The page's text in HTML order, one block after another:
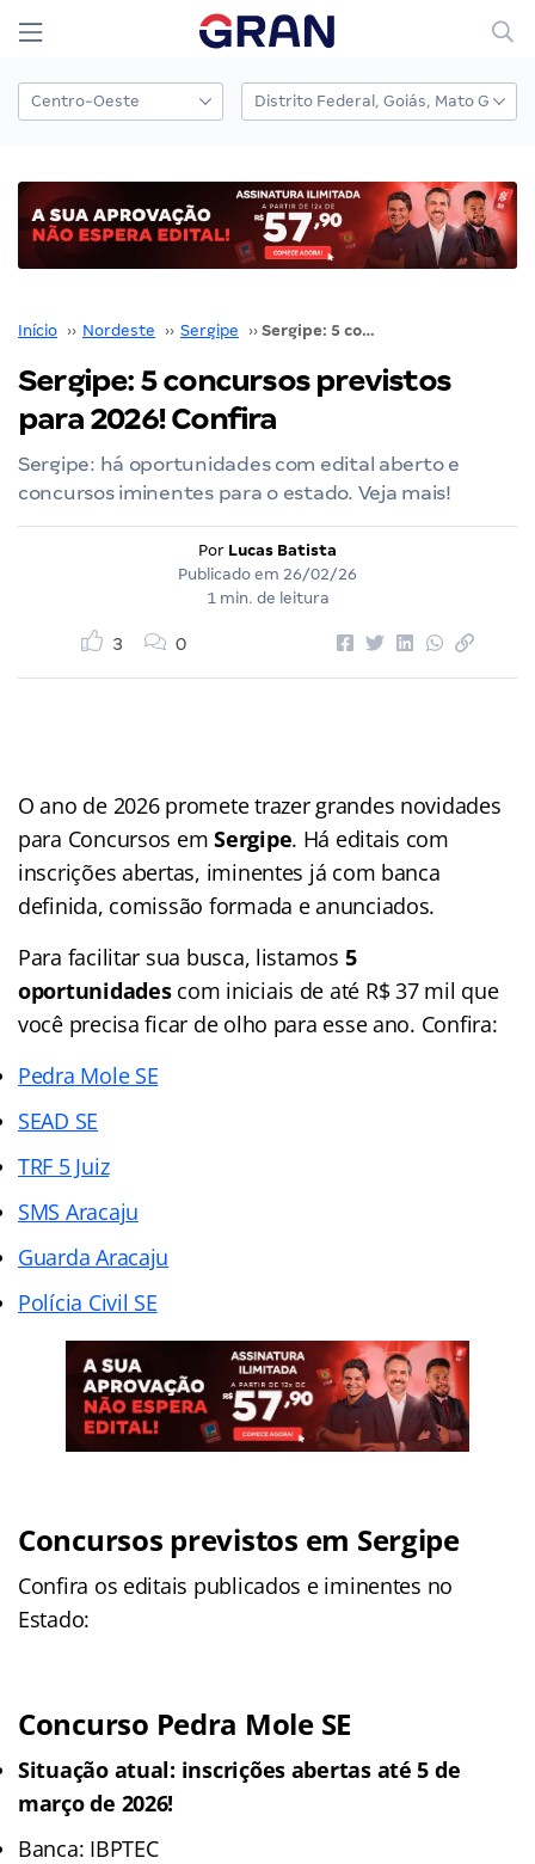
Início ›› Nordeste ›› Sergipe ›› Sergipe: 5 concursos previstos para 2026! Confira
Sergipe: 5 concursos previstos
para 2026! Confira
Sergipe: há oportunidades com edital aberto e
concursos iminentes para o estado. Veja mais!
Por Lucas Batista
Publicado em 26/02/26
1 min. de leitura
3 0
O ano de 2026 promete trazer grandes novidades
para Concursos emSergipe. Há editais com
inscrições abertas, iminentes já com banca
definida, comissão formada e anunciados.
Para facilitar sua busca, listamos 5
oportunidadescom iniciais de até R$ 37 mil que
você precisa ficar de olho para esse ano. Confira:
Pedra Mole SE
SEAD SE
TRF 5 Juiz
SMS Aracaju
Guarda Aracaju
Polícia Civil SE
Concursos previstos em Sergipe
Confira os editais publicados e iminentes no
Estado:
Concurso Pedra Mole SE
Situação atual: inscrições abertas até 5 de
março de 2026!
Banca: IBPTEC